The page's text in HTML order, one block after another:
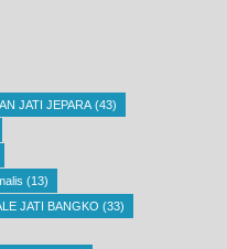
JATI JEPARA (43)
(13)
JATI BANGKO (33)